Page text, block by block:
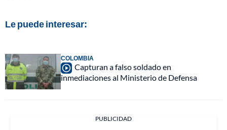
Le puede interesar:
COLOMBIA
Capturan a falso soldado en
inmediaciones al Ministerio de Defensa
PUBLICIDAD